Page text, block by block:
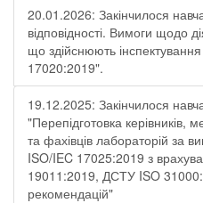
20.01.2026: Закінчилося
відповідності. Вимоги щодо
що здійснюють
17020:2019".
19.12.2025: Закінчилося
"Перепідготовка керівників,
та фахівців лабораторій за
ISO/IEC 17025:2019 з
19011:2019, ДСТУ ISO
рекомендацій"